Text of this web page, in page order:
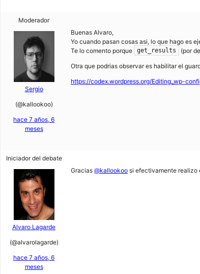
Moderador
Sergio
(@kallookoo)
hace 7 años, 6
meses
Buenas Alvaro,
Yo cuando pasan cosas asi, lo que hago es
Te lo comento porque
get_results (por
Otra que podrias observar es habilitar el
https://codex.wordpress.org/Editing_wp-
Iniciador del debate
Alvaro Lagarde
(@alvarolagarde)
hace 7 años, 6
meses
Gracias @kallookoo si efectivamente realizo